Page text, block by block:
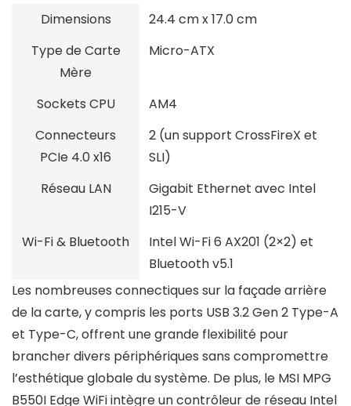
Dimensions
24.4 cm x 17.0 cm
Type de Carte
Mère
Micro-ATX
Sockets CPU
AM4
Connecteurs
PCIe 4.0 x16
2 (un support CrossFireX et
SLI)
Réseau LAN
Gigabit Ethernet avec Intel
I215-V
Wi-Fi & Bluetooth
Intel Wi-Fi 6 AX201 (2×2) et
Bluetooth v5.1
Les nombreuses connectiques sur la façade arrière
de la carte, y compris les ports USB 3.2 Gen 2 Type-A
et Type-C, offrent une grande flexibilité pour
brancher divers périphériques sans compromettre
l’esthétique globale du système. De plus, le MSI MPG
B550I Edge WiFi intègre un contrôleur de réseau Intel